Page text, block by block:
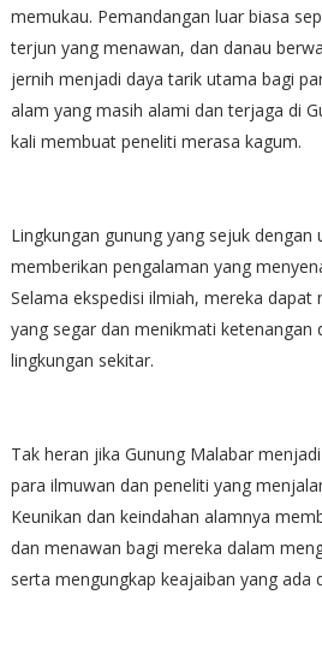
memukau. Pemandangan luar biasa
terjun yang menawan, dan danau
jernih menjadi daya tarik utama bagi
alam yang masih alami dan terjaga di
kali membuat peneliti merasa kagum.
Lingkungan gunung yang sejuk dengan
memberikan pengalaman yang
Selama ekspedisi ilmiah, mereka dapat
yang segar dan menikmati ketenangan
lingkungan sekitar.
Tak heran jika Gunung Malabar
para ilmuwan dan peneliti yang
Keunikan dan keindahan alamnya
dan menawan bagi mereka dalam
serta mengungkap keajaiban yang ada